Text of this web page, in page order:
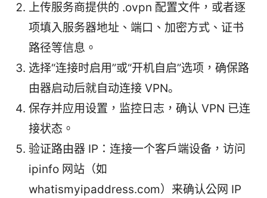
上传服务商提供的 .ovpn 配置文件，或者逐
项填入服务器地址、端口、加密方式、证书
路径等信息。
选择“连接时启用”或“开机自启”选项，确保路
由器启动后就自动连接 VPN。
保存并应用设置，监控日志，确认 VPN 已连
接状态。
验证路由器 IP：连接一个客户端设备，访问
ipinfo 网站（如
whatismyipaddress.com）来确认公网 IP